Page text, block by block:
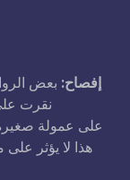
إفصاح: بعض
نقرت
هذا لا يؤثر على